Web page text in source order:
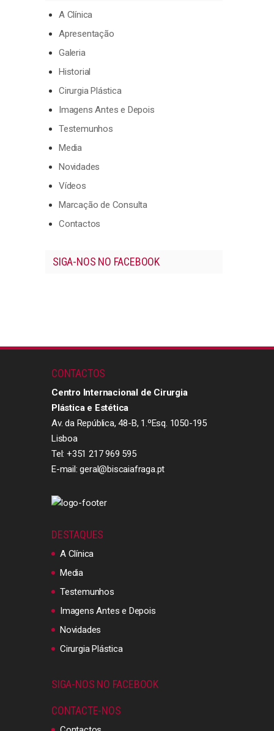
A Clínica
Apresentação
Galeria
Historial
Cirurgia Plástica
Imagens Antes e Depois
Testemunhos
Media
Novidades
Vídeos
Marcação de Consulta
Contactos
SIGA-NOS NO FACEBOOK
CONTACTOS
Centro Internacional de Cirurgia
Plástica e Estética
Av. da República, 48-B, 1.ºEsq. 1050-195
Lisboa
Tel: +351 217 969 595
E-mail: geral@biscaiafraga.pt
DESTAQUES
A Clínica
Media
Testemunhos
Imagens Antes e Depois
Novidades
Cirurgia Plástica
SIGA-NOS NO FACEBOOK
CONTACTE-NOS